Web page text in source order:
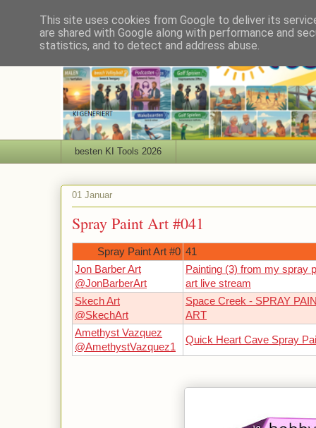
besten KI Tools 2026
01 Januar
Spray Paint Art #041
Spray Paint Art #0 41
Jon Barber Art
@JonBarberArt
Painting (3) from my spray
art live stream
Skech Art
@SkechArt
Space Creek - SPRAY
ART
Amethyst Vazquez
@AmethystVazquez1
Quick Heart Cave Spray
This site uses cookies from Google to deliver its
are shared with Google along with performance and
statistics, and to detect and address abuse.